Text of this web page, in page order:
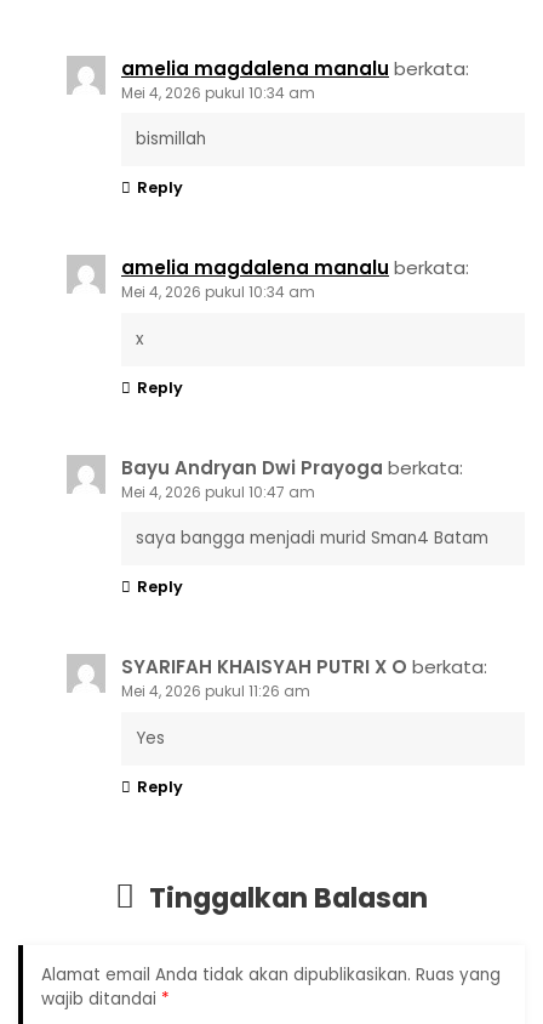
amelia magdalena manalu berkata:
Mei 4, 2026 pukul 10:34 am
bismillah
Reply
amelia magdalena manalu berkata:
Mei 4, 2026 pukul 10:34 am
x
Reply
Bayu Andryan Dwi Prayoga berkata:
Mei 4, 2026 pukul 10:47 am
saya bangga menjadi murid Sman4 Batam
Reply
SYARIFAH KHAISYAH PUTRI X O berkata:
Mei 4, 2026 pukul 11:26 am
Yes
Reply
Tinggalkan Balasan
Alamat email Anda tidak akan dipublikasikan. Ruas yang
wajib ditandai *